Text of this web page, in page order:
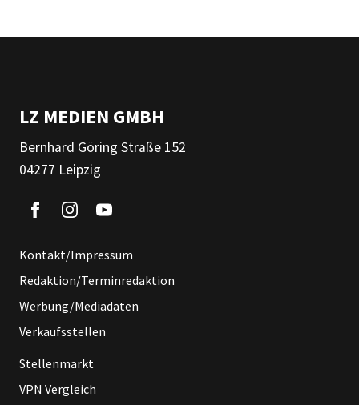
LZ MEDIEN GMBH
Bernhard Göring Straße 152
04277 Leipzig
Kontakt/Impressum
Redaktion/Terminredaktion
Werbung/Mediadaten
Verkaufsstellen
Stellenmarkt
VPN Vergleich